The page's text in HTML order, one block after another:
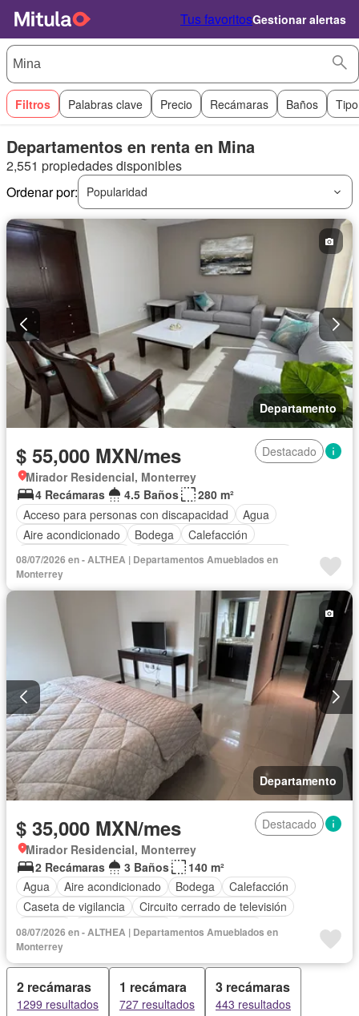
Tus favoritosGestionar alertas
Filtros Palabras clave Precio Recámaras Baños
Departamentos en renta en Mina
2,551 propiedades disponibles
Ordenar por:
Popularidad
Departamento
$ 55,000 MXN/mes
Destacado
Mirador Residencial, Monterrey
4 Recámaras
4.5 Baños
280 m²
Acceso para personas con discapacidad
Agua
Aire acondicionado
Bodega
Calefacción
Caseta de vigilancia
Circuito cerrado de televisión
Cisterna
Cuarto de servicio
Electricidad
Elevador
Estacionamiento
Gimnasio
Internet
Recámara con closet
Sala polivalente
Seguridad
Vista panorámica
Wifi
Completamente amueblado
08/07/2026 en - ALTHEA | Departamentos Amueblados en
Monterrey
Departamento
$ 35,000 MXN/mes
Destacado
Mirador Residencial, Monterrey
2 Recámaras
3 Baños
140 m²
Agua
Aire acondicionado Bodega
Calefacción
Caseta de vigilancia
Circuito cerrado de televisión
Cisterna
Cocina equipada
Cocina integral
Cuarto de servicio
Estacionamiento
Gas natural Gimnasio
Internet
Recámara con closet
Sala polivalente Seguridad
Completamente amueblado
08/07/2026 en - ALTHEA | Departamentos Amueblados en
Monterrey
2 recámaras
1299 resultados
1 recámara
727 resultados
3 recámaras
443 resultados